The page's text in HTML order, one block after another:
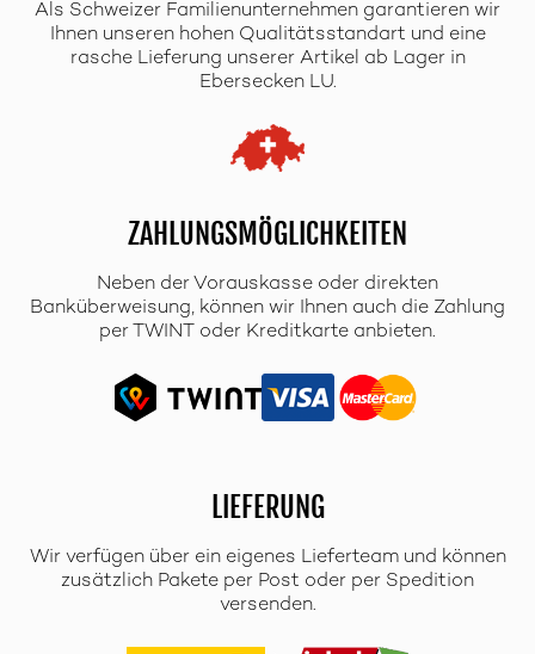
Als Schweizer Familienunternehmen garantieren wir
Ihnen unseren hohen Qualitätsstandart und eine
rasche Lieferung unserer Artikel ab Lager in
Ebersecken LU.
ZAHLUNGSMÖGLICHKEITEN
Neben der Vorauskasse oder direkten
Banküberweisung, können wir Ihnen auch die Zahlung
per TWINT oder Kreditkarte anbieten.
LIEFERUNG
Wir verfügen über ein eigenes Lieferteam und können
zusätzlich Pakete per Post oder per Spedition
versenden.